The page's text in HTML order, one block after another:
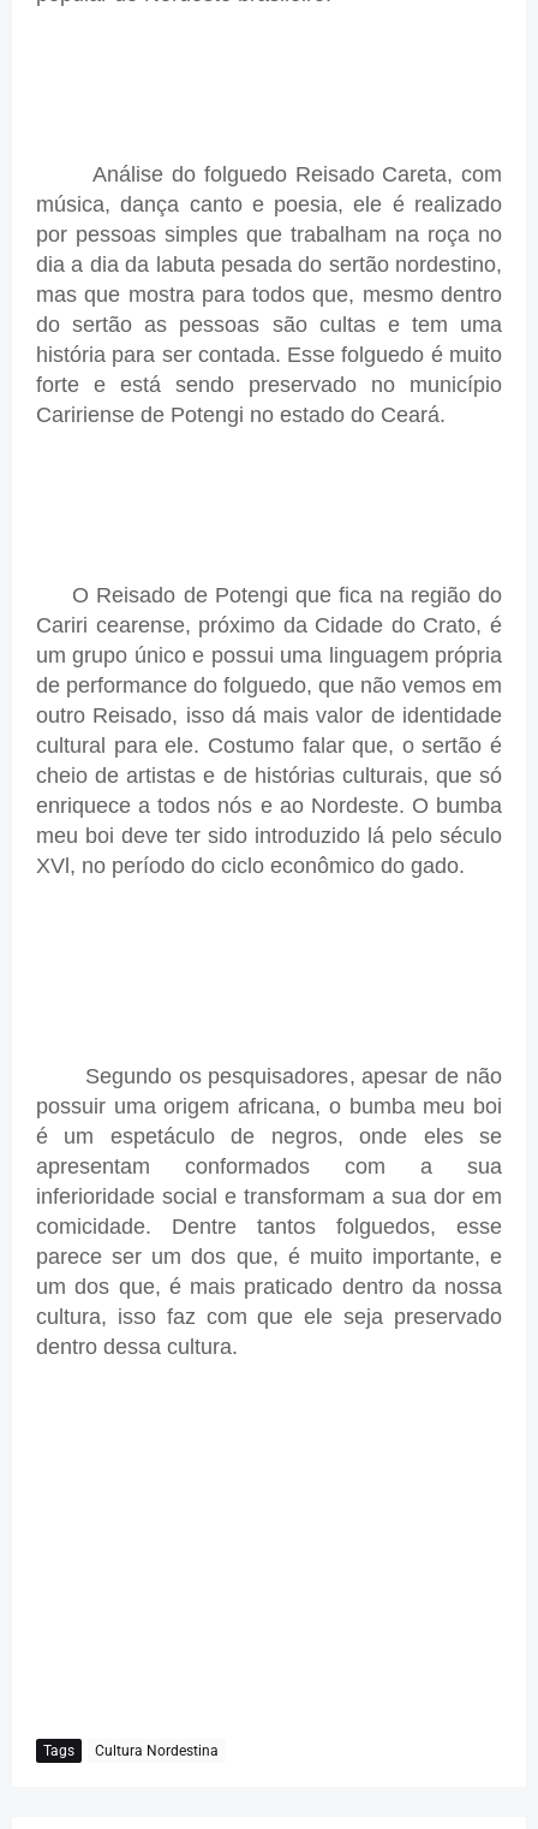
Análise do folguedo Reisado Careta, com
música, dança canto e poesia, ele é realizado
por pessoas simples que trabalham na roça no
dia a dia da labuta pesada do sertão nordestino,
mas que mostra para todos que, mesmo dentro
do sertão as pessoas são cultas e tem uma
história para ser contada. Esse folguedo é muito
forte e está sendo preservado no município
Caririense de Potengi no estado do Ceará.
O Reisado de Potengi que fica na região do
Cariri cearense, próximo da Cidade do Crato, é
um grupo único e possui uma linguagem própria
de performance do folguedo, que não vemos em
outro Reisado, isso dá mais valor de identidade
cultural para ele. Costumo falar que, o sertão é
cheio de artistas e de histórias culturais, que só
enriquece a todos nós e ao Nordeste. O bumba
meu boi deve ter sido introduzido lá pelo século
XVl, no período do ciclo econômico do gado.
Segundo os pesquisadores, apesar de não
possuir uma origem africana, o bumba meu boi
é um espetáculo de negros, onde eles se
apresentam conformados com a sua
inferioridade social e transformam a sua dor em
comicidade. Dentre tantos folguedos, esse
parece ser um dos que, é muito importante, e
um dos que, é mais praticado dentro da nossa
cultura, isso faz com que ele seja preservado
dentro dessa cultura.
Tags Cultura Nordestina